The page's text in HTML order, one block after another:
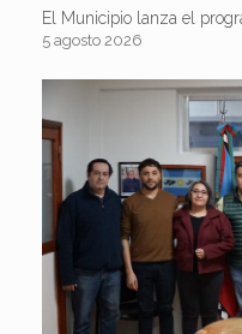
El Municipio lanza el
5 agosto 2026